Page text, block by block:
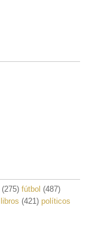
(275) fútbol (487)
libros (421) políticos